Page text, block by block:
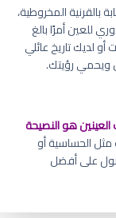
المخروطية،
للعين أمرًا بالغ
لديك تاريخ عائلي
ويحمي رؤيتك.
هو النصيحة
الحساسية أو
على أفضل